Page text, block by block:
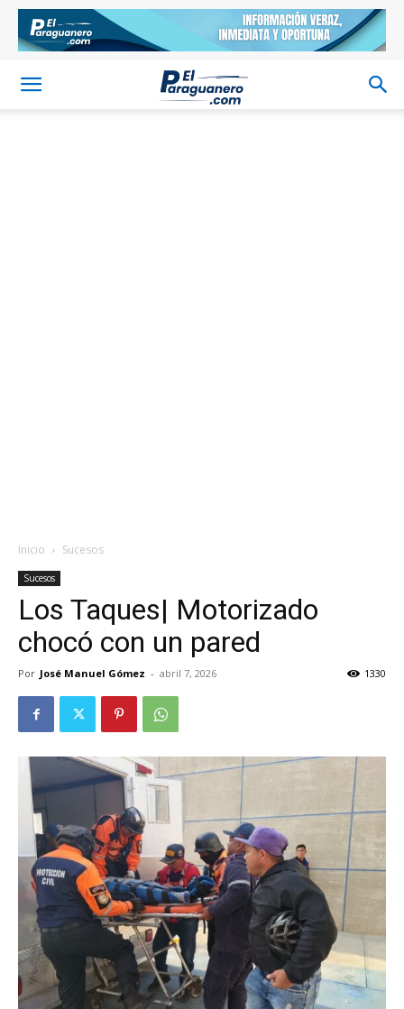
Inicio Sucesos
Sucesos
Los Taques| Motorizado
chocó con un pared
Por José Manuel Gómez - abril 7, 2026 1330